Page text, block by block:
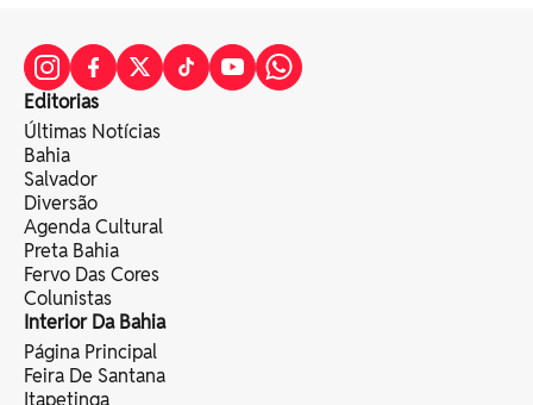
Editorias
Últimas Notícias
Bahia
Salvador
Diversão
Agenda Cultural
Preta Bahia
Fervo Das Cores
Colunistas
Interior Da Bahia
Página Principal
Feira De Santana
Itapetinga